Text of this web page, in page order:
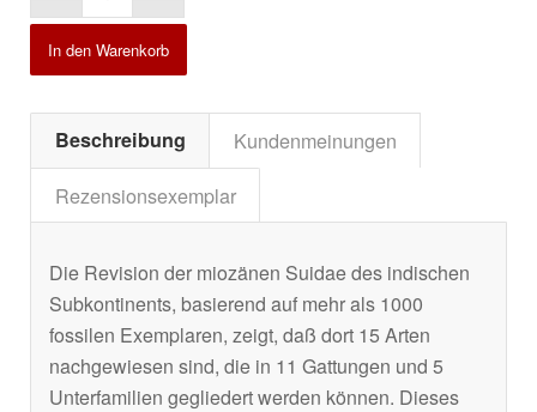
In den Warenkorb
Beschreibung
Kundenmeinungen
Rezensionsexemplar
Die Revision der miozänen Suidae des indischen
Subkontinents, basierend auf mehr als 1000
fossilen Exemplaren, zeigt, daß dort 15 Arten
nachgewiesen sind, die in 11 Gattungen und 5
Unterfamilien gegliedert werden können. Dieses